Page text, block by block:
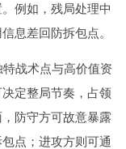
例如，残局处理中
息差回防拆包点。
战术点与高价值资
定整局节奏，占领
防守方可故意暴露
点；进攻方则可通